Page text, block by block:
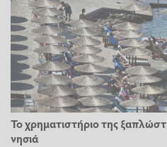
Το χρηματιστήριο της
νησιά